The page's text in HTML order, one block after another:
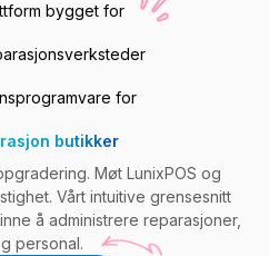
bygget for
for
butikker
Møt LunixPOS og
Vårt intuitive grensesnitt
å administrere reparasjoner,
personal.